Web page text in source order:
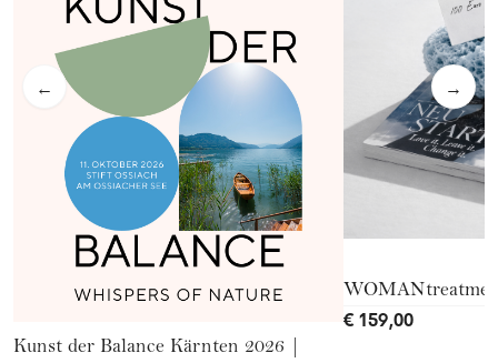
← →
Kunst der Balance Kärnten 2026 |
€ 159,00